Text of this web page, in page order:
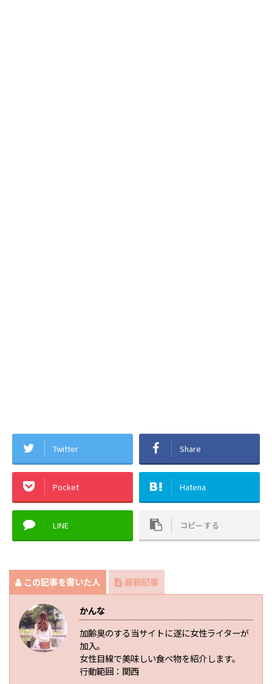
Twitter Share
Pocket Hatena
LINE コピーする
この記事を書いた人 最新記事
かんな
加齢臭のする当サイトに遂に女性ライターが
加入。
女性目線で美味しい食べ物を紹介します。
行動範囲：関西